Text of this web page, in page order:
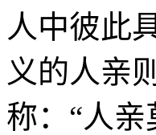
人中彼此
义的人亲
称：“人